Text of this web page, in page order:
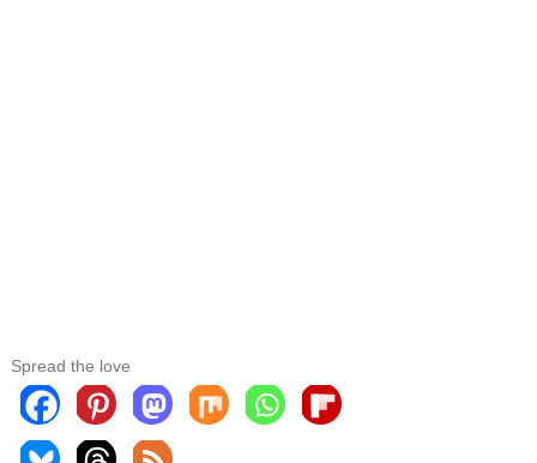
Spread the love